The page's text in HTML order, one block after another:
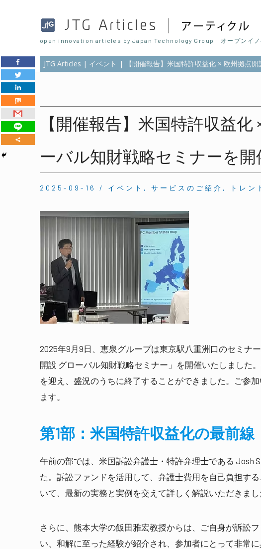
open innovation articles by Japan Technology Group オープンイノ
JTG Articles イベント 【開催報告】米国特許収益化 × 欧州拠点
【開催報告】米国特許収益化
ーバル知財戦略セミナーを開
2025-09-16 / イベント , サービスのご紹介 , トレン
2025年9月9日、恵泉グループは東京駅八重洲口のセミナ
開設 グローバル知財戦略セミナー」を開催いたしました
を迎え、盛況のうちに終了することができました。ご参
ます。
第1部：米国特許収益化の最前線
午前の部では、米国訴訟弁護士・特許弁理士である Josh
た。訴訟ファンドを活用して、弁護士費用を自己負担す
いて、最新の実務と実例を交えて詳しく解説いただきまし
さらに、熊本大学の飯田雅宏教授からは、ご自身が訴訟
い、和解に至った経験が紹介され、参加者にとって非常